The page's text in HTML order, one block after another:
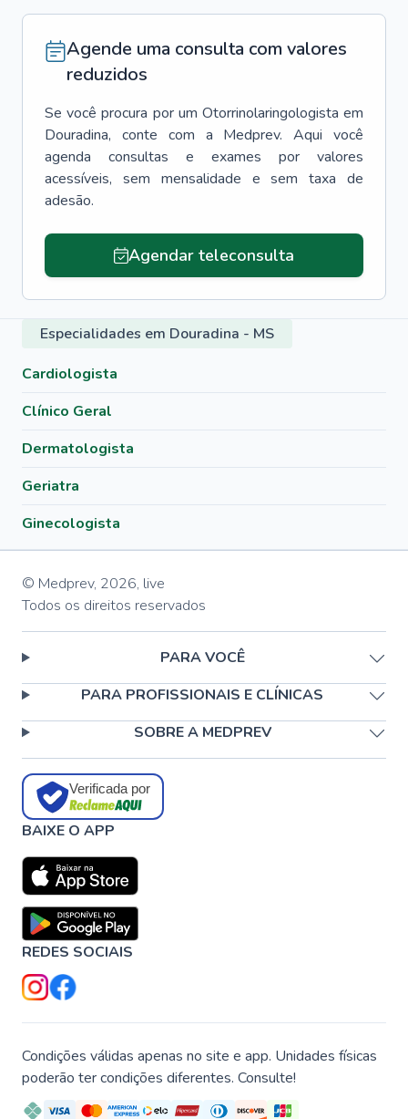
Agende uma consulta com valores
reduzidos
Se você procura por um Otorrinolaringologista em
Douradina, conte com a Medprev. Aqui você
agenda consultas e exames por valores
acessíveis, sem mensalidade e sem taxa de
adesão.
Agendar teleconsulta
Especialidades em Douradina - MS
Cardiologista
Clínico Geral
Dermatologista
Geriatra
Ginecologista
© Medprev, 2026, live
Todos os direitos reservados
PARA VOCÊ
PARA PROFISSIONAIS E CLÍNICAS
SOBRE A MEDPREV
Verificada por
BAIXE O APP
REDES SOCIAIS
Condições válidas apenas no site e app. Unidades físicas
poderão ter condições diferentes. Consulte!